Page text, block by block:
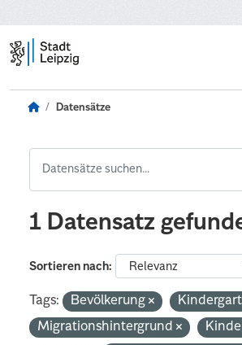
Datensätze
1 Datensatz
Sortieren nach
Tags: Bevölkerung
Migrationshintergrund